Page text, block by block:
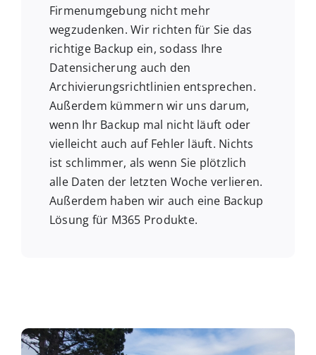
Firmenumgebung nicht mehr
wegzudenken. Wir richten für Sie das
richtige Backup ein, sodass Ihre
Datensicherung auch den
Archivierungsrichtlinien entsprechen.
Außerdem kümmern wir uns darum,
wenn Ihr Backup mal nicht läuft oder
vielleicht auch auf Fehler läuft. Nichts
ist schlimmer, als wenn Sie plötzlich
alle Daten der letzten Woche verlieren.
Außerdem haben wir auch eine Backup
Lösung für M365 Produkte.